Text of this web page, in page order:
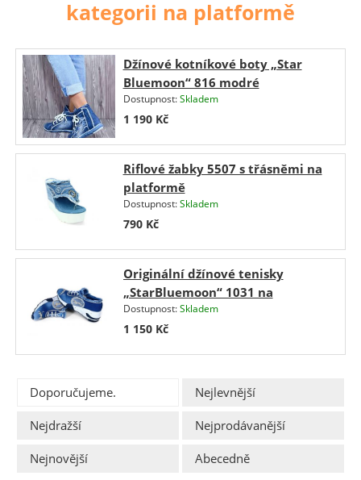
kategorii na platformě
Džínové kotníkové boty „Star
Bluemoon“ 816 modré
Dostupnost:Skladem
1 190 Kč
Riflové žabky 5507 s třásněmi na
platformě
Dostupnost:Skladem
790 Kč
Originální džínové tenisky
„StarBluemoon“ 1031 na
platformě, světle modré
Dostupnost:Skladem
1 150 Kč
Doporučujeme.
Nejlevnější
Nejdražší
Nejprodávanější
Nejnovější
Abecedně